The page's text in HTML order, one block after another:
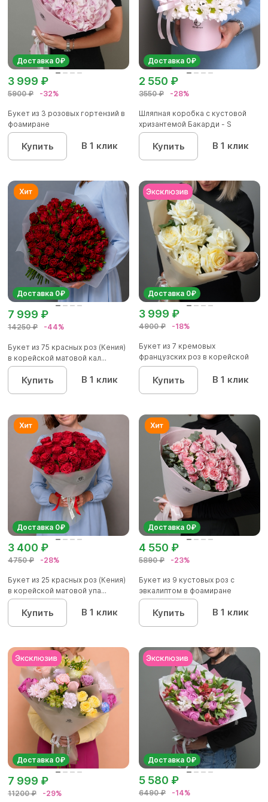
Доставка 0₽
5900 ₽ -32%
3 999 ₽
Букет из 3 розовых гортензий в
фоамиране
Купить В 1 клик
Доставка 0₽
3550 ₽ -28%
2 550 ₽
Шляпная коробка с кустовой
хризантемой Бакарди - S
Купить В 1 клик
Доставка 0₽
14250 ₽ -44%
7 999 ₽
Букет из 75 красных роз (Кения)
в корейской матовой кал...
Купить В 1 клик
Доставка 0₽
4900 ₽ -18%
3 999 ₽
Букет из 7 кремовых
французских роз в корейской
упаковк...
Купить В 1 клик
Доставка 0₽
4750 ₽ -28%
3 400 ₽
Букет из 25 красных роз (Кения)
в корейской матовой упа...
Купить В 1 клик
Доставка 0₽
5890 ₽ -23%
4 550 ₽
Букет из 9 кустовых роз с
эвкалиптом в фоамиране
Купить В 1 клик
Доставка 0₽
11200 ₽ -29%
7 999 ₽
Доставка 0₽
6490 ₽ -14%
5 580 ₽